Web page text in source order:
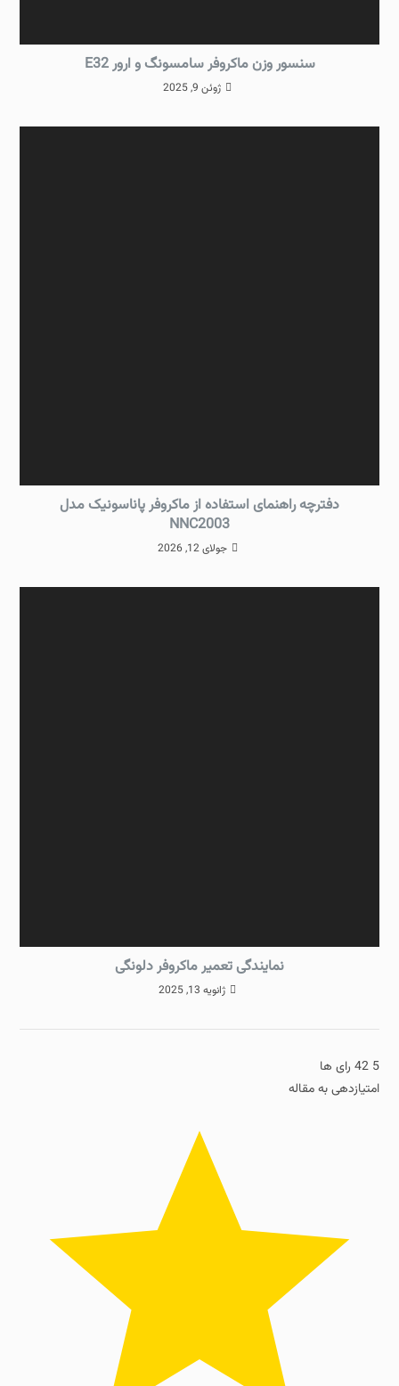
سنسور وزن ماکروفر سامسونگ و ارور E32
ژوئن 9, 2025
دفترچه راهنمای استفاده از ماکروفر پاناسونیک مدل
NNC2003
جولای 12, 2026
نمایندگی تعمیر ماکروفر دلونگی
ژانویه 13, 2025
5
42 رای ها
امتیازدهی به مقاله